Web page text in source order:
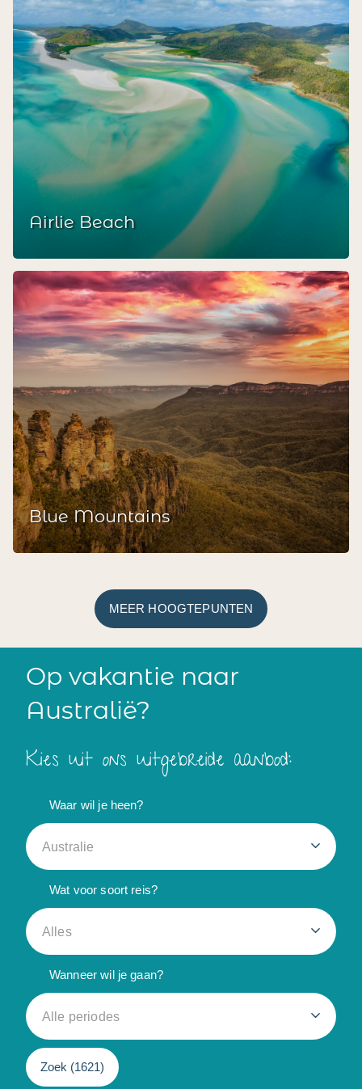
Airlie Beach
Blue Mountains
MEER HOOGTEPUNTEN
Op vakantie naar
Australië?
Kies uit ons uitgebreide aanbod:
Waar wil je heen?
Australie
Wat voor soort reis?
Alles
Wanneer wil je gaan?
Alle periodes
Zoek (1621)